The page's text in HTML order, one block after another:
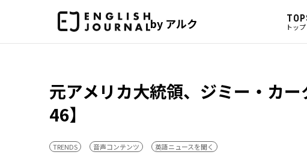
by アルク TOP
トップ
元アメリカ大統領、ジミー・カ
46】
TRENDS 音声コンテンツ 英語ニュースを聞く